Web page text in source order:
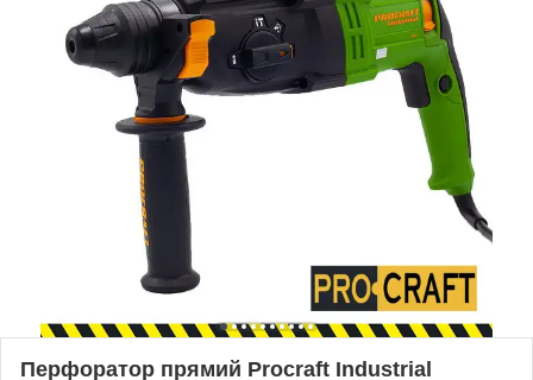
Перфоратор прямий Procraft Industrial